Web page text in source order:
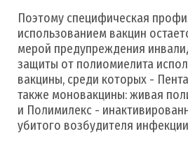
Поэтому специфическая
использованием вакцин
мерой предупреждения
защиты от полиомиелита
вакцины, среди которых -
также моновакцины: живая
и Полимилекс -
убитого возбудителя